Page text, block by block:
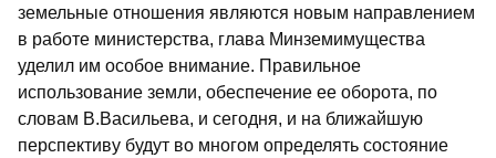
земельные отношения являются новым направлением
в работе министерства, глава Минземимущества
уделил им особое внимание. Правильное
использование земли, обеспечение ее оборота, по
словам В.Васильева, и сегодня, и на ближайшую
перспективу будут во многом определять состояние